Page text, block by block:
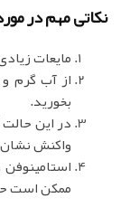
نکاتی مهم در
مایعات
از آب گرم
بخورید.
در این
واکنش
ممکن است